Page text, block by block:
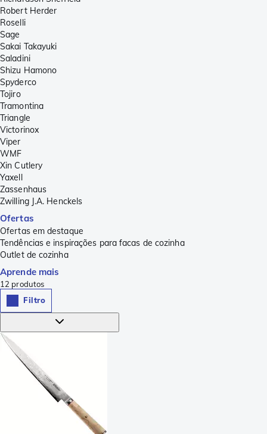
Robert Herder
Roselli
Sage
Sakai Takayuki
Saladini
Shizu Hamono
Spyderco
Tojiro
Tramontina
Triangle
Victorinox
Viper
WMF
Xin Cutlery
Yaxell
Zassenhaus
Zwilling J.A. Henckels
Ofertas
Ofertas em destaque
Tendências e inspirações para facas de cozinha
Outlet de cozinha
Aprende mais
12 produtos
Filtro